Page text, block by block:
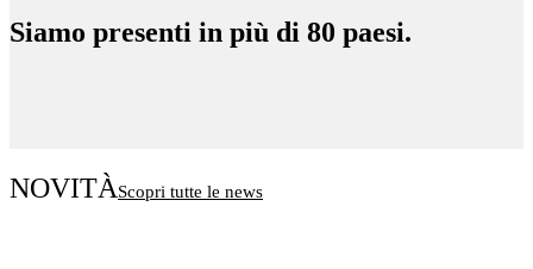
Siamo presenti in più di 80 paesi.
NOVITÀScopri tutte le news